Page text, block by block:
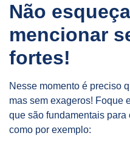
Não
mencionar
fortes!
Nesse momento é preciso
mas sem exageros! Foque
que são fundamentais
como por exemplo: